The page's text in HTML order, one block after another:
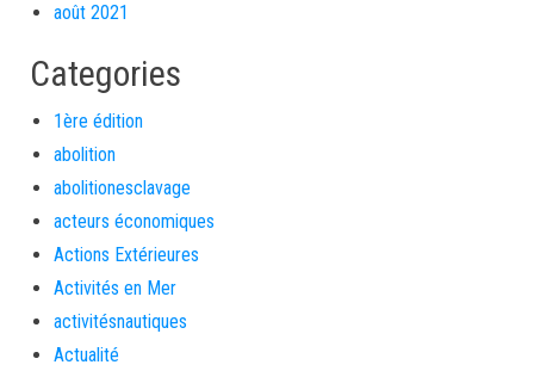
août 2021
Categories
1ère édition
abolition
abolitionesclavage
acteurs économiques
Actions Extérieures
Activités en Mer
activitésnautiques
Actualité